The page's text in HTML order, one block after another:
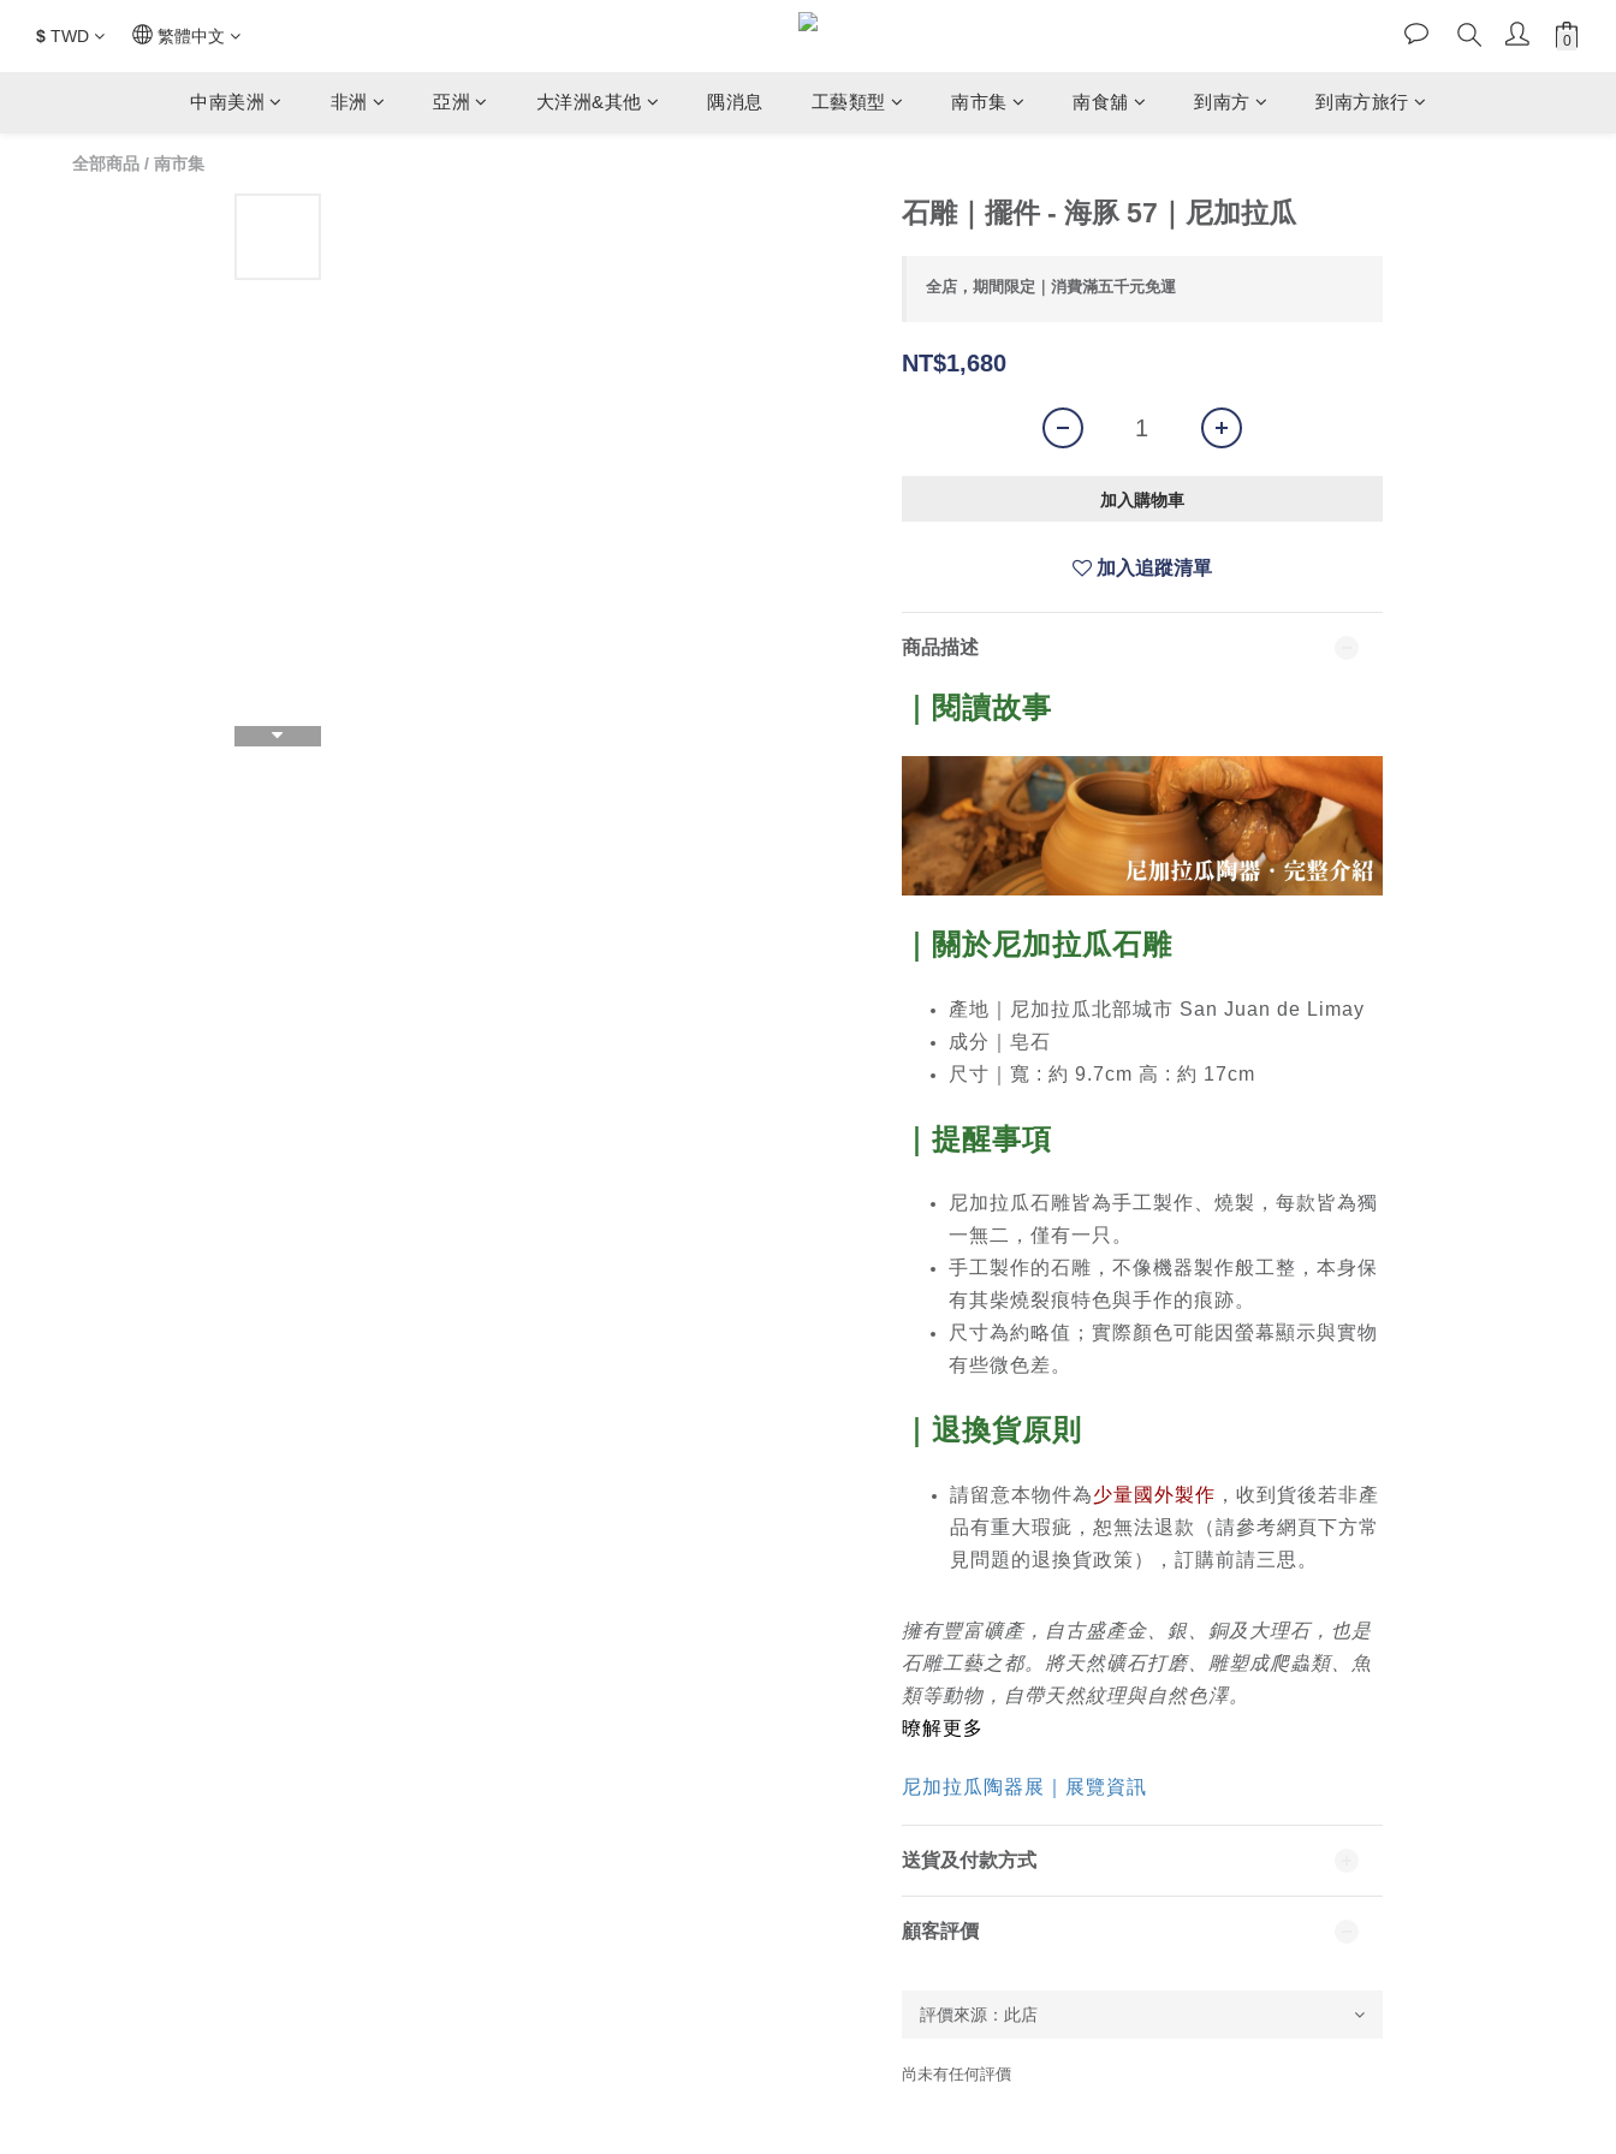
$ TWD 繁體中文
中南美洲 非洲 亞洲 大洋洲&其他 隅消息 工藝類型 南市集 南食舖 到南方 到南方旅行
全部商品 / 南市集
石雕｜擺件 - 海豚 57｜尼加拉瓜
全店，期間限定｜消費滿五千元免運
NT$1,680
加入購物車
加入追蹤清單
商品描述
｜閱讀故事
｜關於尼加拉瓜石雕
產地｜尼加拉瓜北部城市 San Juan de Limay
成分｜ 皂石
尺寸｜寬 : 約 9.7cm 高 : 約 17cm
｜提醒事項
尼加拉瓜石雕皆為手工製作、燒製，每款皆為獨
一無二，僅有一只。
手工製作的石雕，不像機器製作般工整，本身保
有其柴燒裂痕特色與手作的痕跡。
尺寸為約略值；實際顏色可能因螢幕顯示與實物
有些微色差。
｜退換貨原則
請留意本物件為少量國外製作 ，收到貨後若非產
品有重大瑕疵，恕無法退款（請參考網頁下方常
見問題的退換貨政策），訂購前請三思。
擁有豐富礦產，自古盛產金、銀、銅及大理石，也是
石雕工藝之都。將天然礦石打磨、雕塑成爬蟲類、魚
類等動物，自帶天然紋理與自然色澤。
暸解更多
尼加拉瓜陶器展｜展覽資訊
送貨及付款方式
顧客評價
尚未有任何評價